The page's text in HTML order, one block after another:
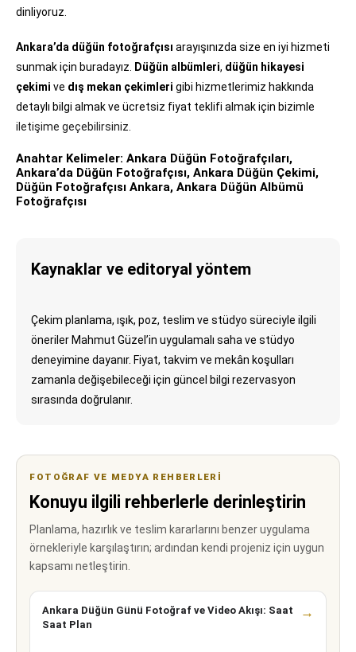
dinliyoruz.
Ankara’da düğün fotoğrafçısı arayışınızda size en iyi hizmeti
sunmak için buradayız.
Düğün albümleri, düğün hikayesi
çekimi ve dış mekan çekimleri gibi hizmetlerimiz hakkında
detaylı bilgi almak ve ücretsiz fiyat teklifi almak için bizimle
iletişime geçebilirsiniz
Anahtar Kelimeler: Ankara Düğün Fotoğrafçıları,
Ankara’da Düğün Fotoğrafçısı, Ankara Düğün Çekimi,
Düğün Fotoğrafçısı Ankara, Ankara Düğün Albümü
Fotoğrafçısı
Kaynaklar ve editoryal yöntem
Çekim planlama, ışık, poz, teslim ve stüdyo süreciyle ilgili
öneriler Mahmut Güzel’in uygulamalı saha ve stüdyo
deneyimine dayanır. Fiyat, takvim ve mekân koşulları
zamanla değişebileceği için güncel bilgi rezervasyon
sırasında doğrulanır.
FOTOĞRAF VE MEDYA REHBERLERI
Konuyu ilgili rehberlerle derinleştirin
Planlama, hazırlık ve teslim kararlarını benzer uygulama
örnekleriyle karşılaştırın; ardından kendi projeniz için uygun
kapsamı netleştirin.
Ankara Düğün Günü Fotoğraf ve Video Akışı: Saat
Saat Plan
→